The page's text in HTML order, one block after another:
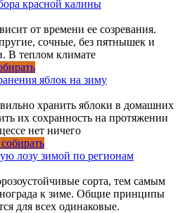
красной калины
от времени ее созревания.
сочные, без пятнышек и
В теплом климате
яблок на зиму
хранить яблоки в домашних
их сохранность на протяжении
нет ничего
лозу зимой по регионам
сорта, тем самым
к зиме. Общие принципы
для всех одинаковые.